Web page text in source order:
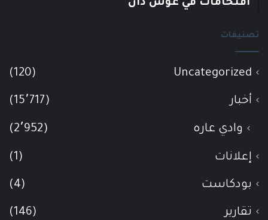
اقتحامات في غوش دان
تصنيفات
Uncategorized
(120)
أخبار (15٬717)
وادي عاره (2٬952)
إعلانات (1)
بودكاست (4)
تقارير (146)